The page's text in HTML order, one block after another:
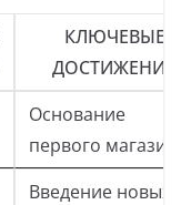
КЛЮЧЕВЫЕ
ДОСТИЖЕНИЯ
Основание
первого
Введение новых